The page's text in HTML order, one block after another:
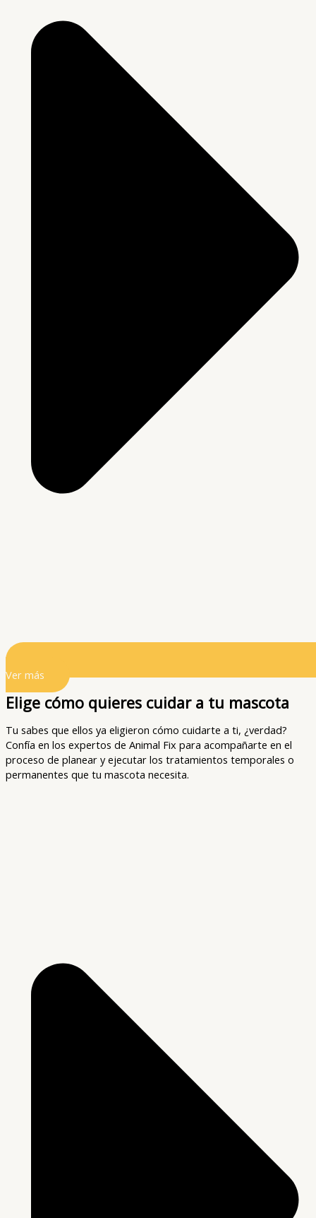
Ver más
Elige cómo quieres cuidar a tu mascota
Tu sabes que ellos ya eligieron cómo cuidarte a ti, ¿verdad?
Confía en los expertos de Animal Fix para acompañarte en el
proceso de planear y ejecutar los tratamientos temporales o
permanentes que tu mascota necesita.